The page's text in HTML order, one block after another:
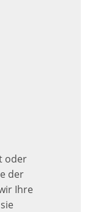
oder
der
Ihre